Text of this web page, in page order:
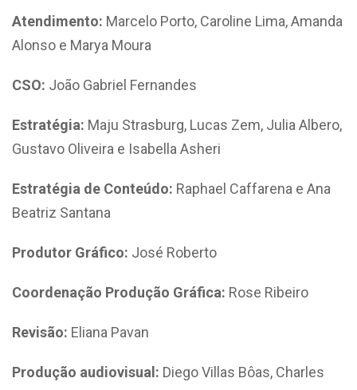
Atendimento: Marcelo Porto, Caroline Lima, Amanda
Alonso e Marya Moura
CSO: João Gabriel Fernandes
Estratégia: Maju Strasburg, Lucas Zem, Julia Albero,
Gustavo Oliveira e Isabella Asheri
Estratégia de Conteúdo: Raphael Caffarena e Ana
Beatriz Santana
Produtor Gráfico: José Roberto
Coordenação Produção Gráfica: Rose Ribeiro
Revisão: Eliana Pavan
Produção audiovisual: Diego Villas Bôas, Charles